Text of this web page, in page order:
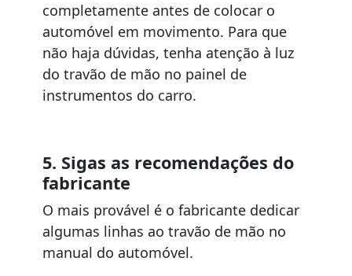
completamente antes de colocar o
automóvel em movimento. Para que
não haja dúvidas, tenha atenção à luz
do travão de mão no painel de
instrumentos do carro.
5. Sigas as recomendações do
fabricante
O mais provável é o fabricante dedicar
algumas linhas ao travão de mão no
manual do automóvel.